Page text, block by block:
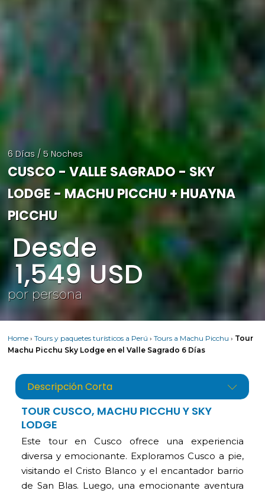
6 Días / 5 Noches
CUSCO - VALLE SAGRADO - SKY
LODGE - MACHU PICCHU + HUAYNA
PICCHU
Desde
1,549 USD
por persona
Home ›Tours y paquetes turísticos a Perú ›Tours a Machu Picchu › Tour
Machu Picchu Sky Lodge en el Valle Sagrado 6 Días
Descripción Corta
TOUR CUSCO, MACHU PICCHU Y SKY
LODGE
Este tour en Cusco ofrece una experiencia
diversa y emocionante. Exploramos Cusco a pie,
visitando el Cristo Blanco y el encantador barrio
de San Blas. Luego, una emocionante aventura